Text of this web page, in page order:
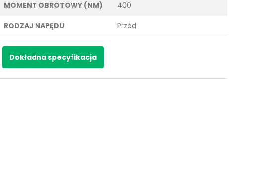
MOMENT OBROTOWY (NM) 400
RODZAJ NAPĘDU Przód
Dokładna specyfikacja